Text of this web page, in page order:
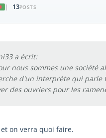
|
13POSTS
a écrit:
nous sommes une société
d'un interprète qui parle
des ouvriers pour les
on verra quoi faire.